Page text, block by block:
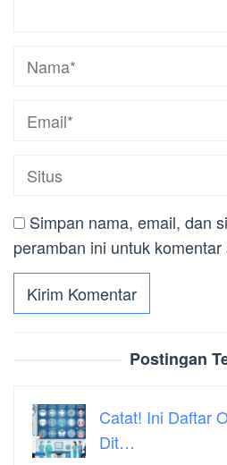
Simpan nama, email, dan
peramban ini untuk
Postingan
Catat! Ini Daftar
Dit…